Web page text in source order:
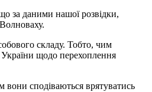
за даними нашої розвідки,
складу. Тобто, чим
щодо перехоплення
сподіваються врятуватись